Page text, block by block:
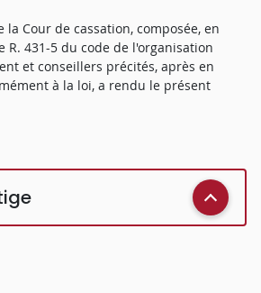
la Cour de cassation, composée, en
431-5 du code de l'organisation
et conseillers précités, après en
à la loi, a rendu le présent